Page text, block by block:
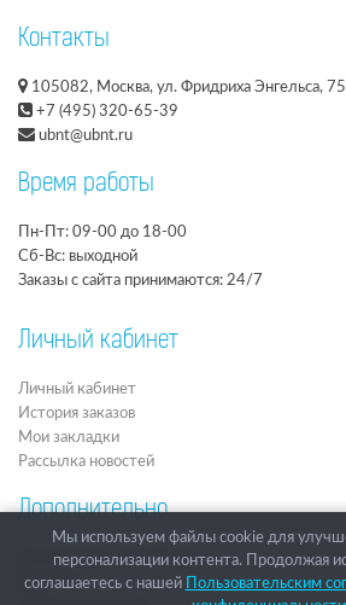
Контакты
105082, Москва, ул. Фридриха Энгельса,
+7 (495) 320-65-39
ubnt@ubnt.ru
Время работы
Пн-Пт: 09-00 до 18-00
Сб-Вс: выходной
Заказы с сайта принимаются: 24/7
Личный кабинет
Личный кабинет
История заказов
Мои закладки
Рассылка новостей
Дополнительно
Подарочные сертификаты
Партнёры
Мы используем файлы cookie для
персонализации контента. Продолжая
соглашаетесь с нашей
Пользовательским